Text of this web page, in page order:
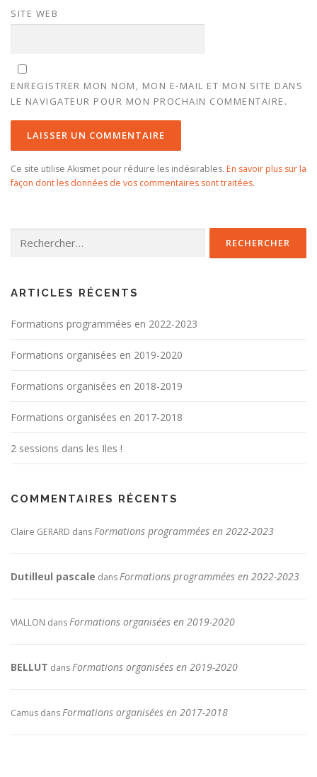
SITE WEB
ENREGISTRER MON NOM, MON E-MAIL ET MON SITE DANS
LE NAVIGATEUR POUR MON PROCHAIN COMMENTAIRE.
Ce site utilise Akismet pour réduire les indésirables. En savoir plus sur la
façon dont les données de vos commentaires sont traitées.
ARTICLES RÉCENTS
Formations programmées en 2022-2023
Formations organisées en 2019-2020
Formations organisées en 2018-2019
Formations organisées en 2017-2018
2 sessions dans les Iles !
COMMENTAIRES RÉCENTS
Claire GERARD dansFormations programmées en 2022-2023
Dutilleul pascale dansFormations programmées en 2022-2023
VIALLON dansFormations organisées en 2019-2020
BELLUT dansFormations organisées en 2019-2020
Camus dansFormations organisées en 2017-2018